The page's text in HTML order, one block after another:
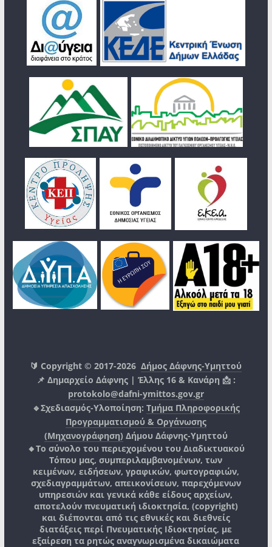
🔰 Copyright © 2017-2026Δήμος Δάφνης-Υμηττού
📌 Δημαρχείο Δάφνης | Έλλης 16 & Κανάρη 📩 :
protokolo@dafni-ymittos.gov.gr
🔹Σχεδιασμός-Υλοποίηση: Τμήμα Πληροφορικής
Προγραμματισμού & Οργάνωσης
(Μηχανογράφηση) Δήμου Δάφνης-Υμηττού
🔸Το σύνολο του περιεχομένου του Διαδικτυακού
Τόπου μας, συμπεριλαμβανομένων, των
κειμένων, ειδήσεων, γραφικών, φωτογραφιών,
σχεδιαγραμμάτων, απεικονίσεων, παρεχόμενων
υπηρεσιών και γενικά κάθε είδους αρχείων,
αποτελούν πνευματική ιδιοκτησία, (copyright)
και διέπονται από τις εθνικές και διεθνείς
διατάξεις περί Πνευματικής Ιδιοκτησίας, με
εξαίρεση τα ρητώς αναγνωρισμένα δικαιώματα